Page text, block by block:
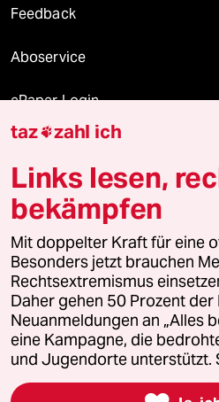
Feedback
Aboservice
ePaper Login
Downloads für Abonnierende
© 2026 taz Verlags und
Alle Rechte vorbehalten. Bei rechtlichen
wenden Sie sich bitte an lizenzen@taz.de
Feedback Redaktionsstatut
Leitlinie Informant
Seitenwende Einwilligungen
taz zahl ich
Links lesen,
bekämpfen
Mit doppelter Kraft für eine
Besonders jetzt brauchen
Rechtsextremismus
Daher gehen 50 Prozent der
Neuanmeldungen an „Alles
eine Kampagne, die
und Jugendorte unterstützt.